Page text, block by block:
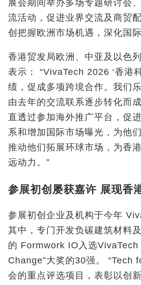
展会期间举办多场专题研讨会
流活动，促进业界交流及商贸
创把握欧洲市场机遇，深化国际
香港贸发局欧洲、中亚及以色
表示： “VivaTech 2026 ‘香港
绩，促成多项跨境合作。我们
由去年的交流联系逐步转化而
直透过参加海外推广平台，促
系和增加国际市场曝光，为他
推动他们拓展环球市场，为香
远动力。”
参展初创屡获嘉许 展现香
参展初创企业及机构于今年
其中，专门开发负碳建筑材料
的 Formwork IO入选VivaTech
Change”大奖的30强。 “Tech
会的重点评选项目，表彰以创